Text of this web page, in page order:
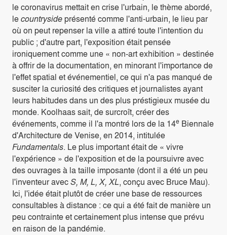
le coronavirus mettait en crise l'urbain, le thème abordé,
lecountryside présenté comme l'anti-urbain, le lieu par
où on peut repenser la ville a attiré toute l'intention du
public ; d'autre part, l'exposition était pensée
ironiquement comme une « non-art exhibition » destinée
à offrir de la documentation, en minorant l'importance de
l'effet spatial et événementiel, ce qui n'a pas manqué de
susciter la curiosité des critiques et journalistes ayant
leurs habitudes dans un des plus préstigieux musée du
monde. Koolhaas sait, de surcroît, créer des
événements, comme il l'a montré lors de la 14e Biennale
d'Architecture de Venise, en 2014, intitulée
Fundamentals. Le plus important était de « vivre
l'expérience » de l'exposition et de la poursuivre avec
des ouvrages à la taille imposante (dont il a été un peu
l'inventeur avecS, M, L, X, XL, conçu avec Bruce Mau).
Ici, l'idée était plutôt de créer une base de ressources
consultables à distance : ce qui a été fait de manière un
peu contrainte et certainement plus intense que prévu
en raison de la pandémie.